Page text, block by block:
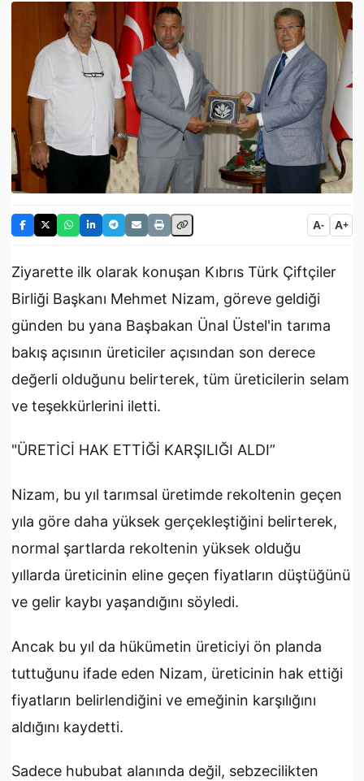
A- A+
Ziyarette ilk olarak konuşan Kıbrıs Türk Çiftçiler
Birliği Başkanı Mehmet Nizam, göreve geldiği
günden bu yana Başbakan Ünal Üstel'in tarıma
bakış açısının üreticiler açısından son derece
değerli olduğunu belirterek, tüm üreticilerin selam
ve teşekkürlerini iletti.
"ÜRETİCİ HAK ETTİĞİ KARŞILIĞI ALDI”
Nizam, bu yıl tarımsal üretimde rekoltenin geçen
yıla göre daha yüksek gerçekleştiğini belirterek,
normal şartlarda rekoltenin yüksek olduğu
yıllarda üreticinin eline geçen fiyatların düştüğünü
ve gelir kaybı yaşandığını söyledi.
Ancak bu yıl da hükümetin üreticiyi ön planda
tuttuğunu ifade eden Nizam, üreticinin hak ettiği
fiyatların belirlendiğini ve emeğinin karşılığını
aldığını kaydetti.
Sadece hububat alanında değil, sebzecilikten